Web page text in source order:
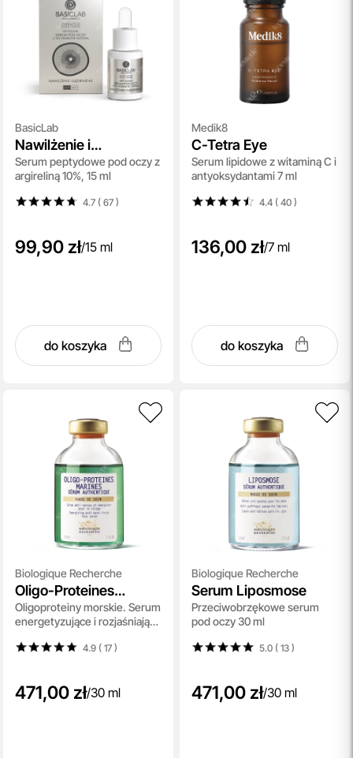
BasicLab
Nawilżenie i
Ujędrnienie
Serum peptydowe pod oczy z
argireliną 10%, 15 ml
4.7 ( 67)
99,90 zł/15 ml
do koszyka
Medik8
C-Tetra Eye
Serum lipidowe z witaminą C i
antyoksydantami 7 ml
4.4 ( 40)
136,00 zł/7 ml
do koszyka
Biologique Recherche
Oligo-Proteines
Marines
Oligoproteiny morskie. Serum
energetyzujące i rozjaśniające
4.9 ( 17)
471,00 zł/30 ml
Biologique Recherche
Serum Liposmose
Przeciwobrzękowe serum
pod oczy 30 ml
5.0 ( 13)
471,00 zł/30 ml